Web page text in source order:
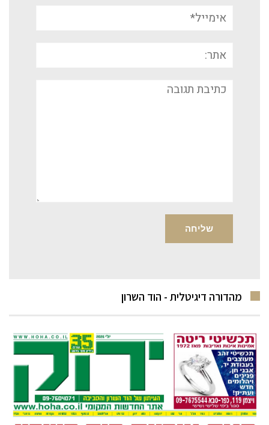
אימייל*
תגובה
מהדורה דיגיטלית - הוד השרון